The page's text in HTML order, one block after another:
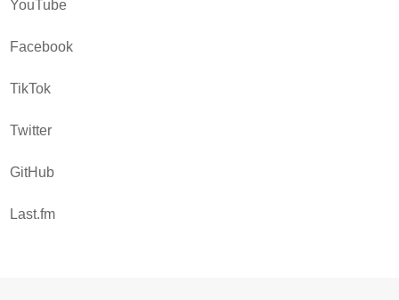
YouTube
Facebook
TikTok
Twitter
GitHub
Last.fm